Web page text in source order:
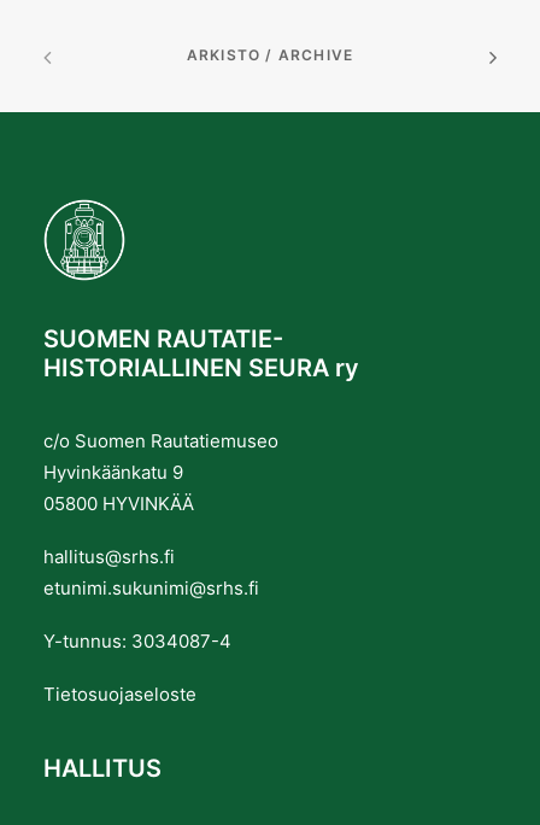
ARKISTO / ARCHIVE
SUOMEN RAUTATIE-
HISTORIALLINEN SEURA ry
c/o Suomen Rautatiemuseo
Hyvinkäänkatu 9
05800 HYVINKÄÄ
hallitus@srhs.fi
etunimi.sukunimi@srhs.fi
Y-tunnus: 3034087-4
Tietosuojaseloste
HALLITUS